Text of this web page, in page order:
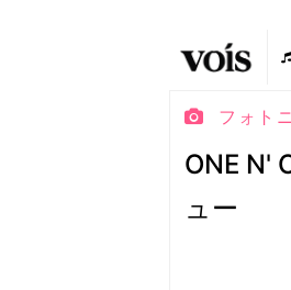
フォト
ONE N'
ュー